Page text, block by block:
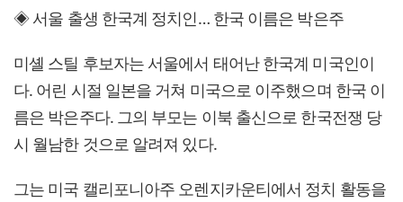
◈ 서울 출생 한국계 정치인… 한국 이름은 박은주
미셸 스틸 후보자는 서울에서 태어난 한국계 미국인이
다. 어린 시절 일본을 거쳐 미국으로 이주했으며 한국 이
름은 박은주다. 그의 부모는 이북 출신으로 한국전쟁 당
시 월남한 것으로 알려져 있다.
그는 미국 캘리포니아주 오렌지카운티에서 정치 활동을